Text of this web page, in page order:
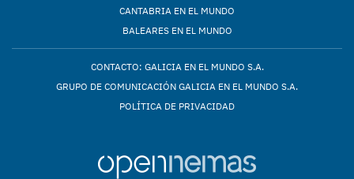
CANTABRIA EN EL MUNDO
BALEARES EN EL MUNDO
CONTACTO: GALICIA EN EL MUNDO S.A.
GRUPO DE COMUNICACIÓN GALICIA EN EL MUNDO S.A.
POLÍTICA DE PRIVACIDAD